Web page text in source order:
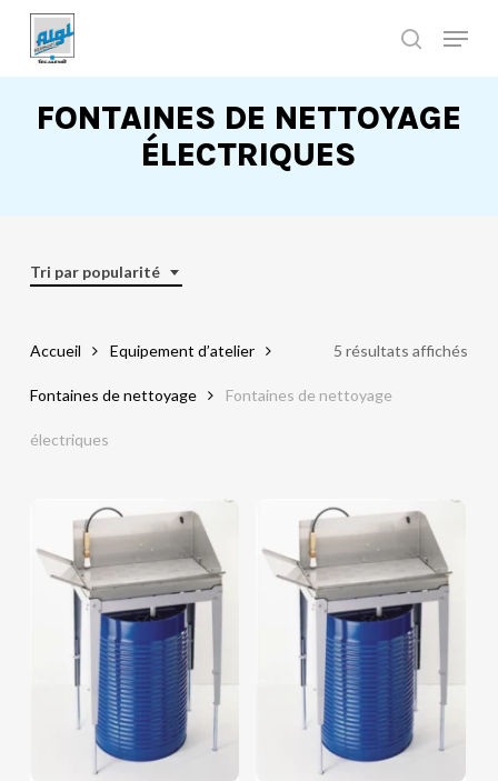
main
FONTAINES DE NETTOYAGE
ÉLECTRIQUES
Tri par popularité
5 résultats affichés
Accueil Equipement d’atelier
Fontaines de nettoyage Fontaines de nettoyage
électriques